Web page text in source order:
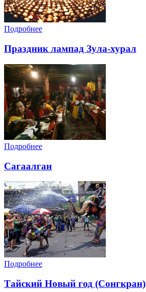
Подробнее
Праздник лампад Зула-хурал
Подробнее
Сагаалган
Подробнее
Тайский Новый год (Сонгкран)